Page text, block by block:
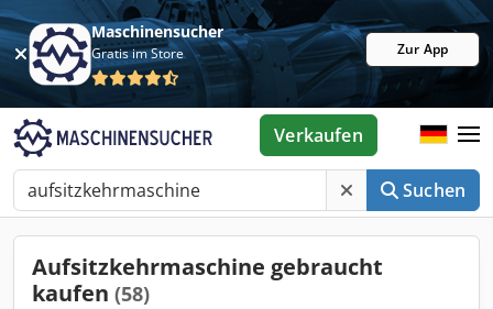
Maschinensucher
Gratis im Store Zur App
Suchen
Verkaufen
Aufsitzkehrmaschine gebraucht
kaufen (58)